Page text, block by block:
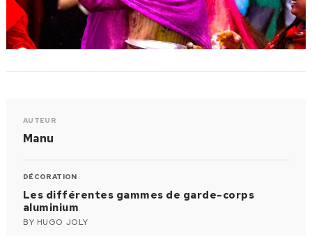
AUTEUR
Manu
DÉCORATION
Les différentes gammes de garde-corps
aluminium
BY HUGO JOLY